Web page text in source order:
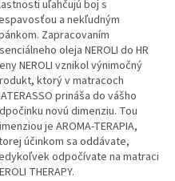
uľahčujú boj s
a nekľudným
Zapracovaním
oleja NEROLI do HR
NEROLI vznikol výnimočný
ktorý v matracoch
prináša do vášho
novú dimenziu. Tou
je AROMA-TERAPIA,
účinkom sa oddávate,
odpočívate na matraci
THERAPY.